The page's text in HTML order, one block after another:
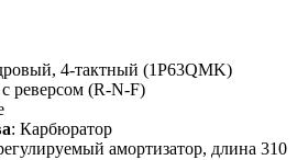
4-тактный (1P63QMK)
реверсом (R-N-F)
: Карбюратор
амортизатор, длина 310